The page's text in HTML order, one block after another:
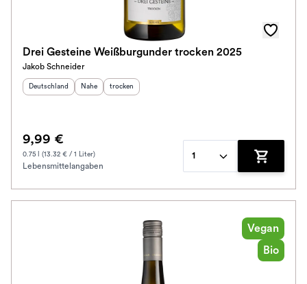
Drei Gesteine Weißburgunder trocken 2025
Jakob Schneider
Herkunftsland
Deutschland Herkunftsregion:
Nahe Geschmack
trocken
9,99 €
0.75 l (13.32 € / 1 Liter)
Lebensmittelangaben
1
Zum
Vegan
Bio